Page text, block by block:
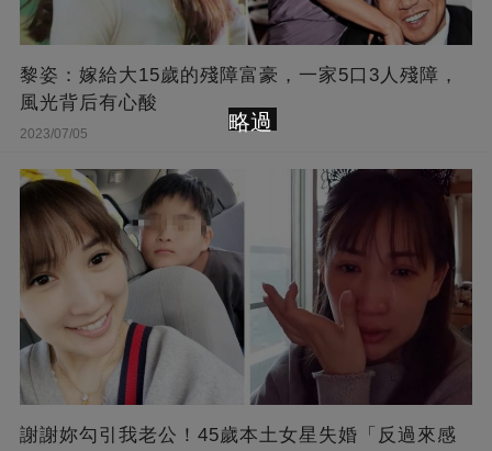
黎姿：嫁給大15歲的殘障富豪，一家5口3人殘障，
風光背后有心酸
2023/07/05
謝謝妳勾引我老公！45歲本土女星失婚「反過來感
略過